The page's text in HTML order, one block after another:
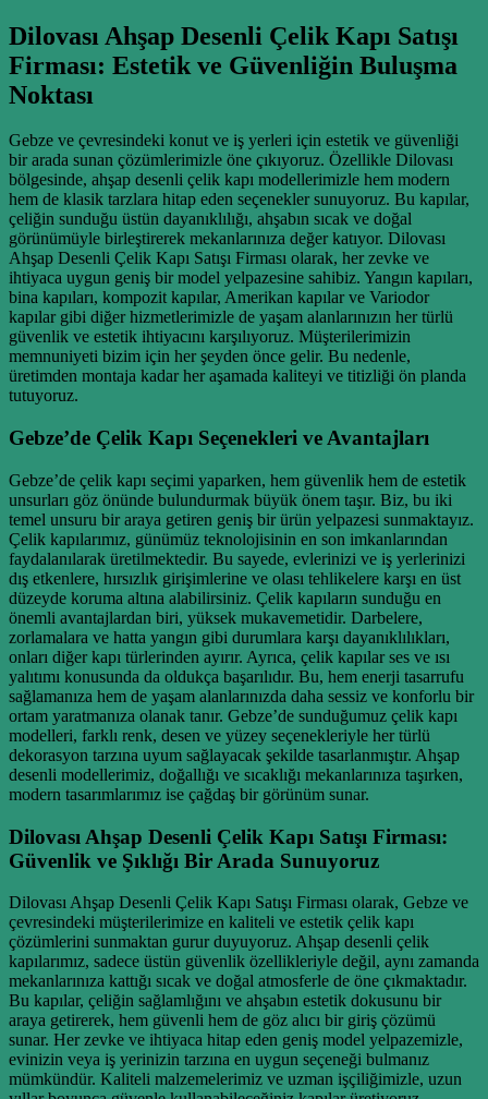
Dilovası Ahşap Desenli Çelik Kapı Satışı
Firması: Estetik ve Güvenliğin Buluşma
Noktası
Gebze ve çevresindeki konut ve iş yerleri için estetik ve güvenliği
bir arada sunan çözümlerimizle öne çıkıyoruz. Özellikle Dilovası
bölgesinde, ahşap desenli çelik kapı modellerimizle hem modern
hem de klasik tarzlara hitap eden seçenekler sunuyoruz. Bu kapılar,
çeliğin sunduğu üstün dayanıklılığı, ahşabın sıcak ve doğal
görünümüyle birleştirerek mekanlarınıza değer katıyor. Dilovası
Ahşap Desenli Çelik Kapı Satışı Firması olarak, her zevke ve
ihtiyaca uygun geniş bir model yelpazesine sahibiz. Yangın kapıları,
bina kapıları, kompozit kapılar, Amerikan kapılar ve Variodor
kapılar gibi diğer hizmetlerimizle de yaşam alanlarınızın her türlü
güvenlik ve estetik ihtiyacını karşılıyoruz. Müşterilerimizin
memnuniyeti bizim için her şeyden önce gelir. Bu nedenle,
üretimden montaja kadar her aşamada kaliteyi ve titizliği ön planda
tutuyoruz.
Gebze’de Çelik Kapı Seçenekleri ve Avantajları
Gebze’de çelik kapı seçimi yaparken, hem güvenlik hem de estetik
unsurları göz önünde bulundurmak büyük önem taşır. Biz, bu iki
temel unsuru bir araya getiren geniş bir ürün yelpazesi sunmaktayız.
Çelik kapılarımız, günümüz teknolojisinin en son imkanlarından
faydalanılarak üretilmektedir. Bu sayede, evlerinizi ve iş yerlerinizi
dış etkenlere, hırsızlık girişimlerine ve olası tehlikelere karşı en üst
düzeyde koruma altına alabilirsiniz. Çelik kapıların sunduğu en
önemli avantajlardan biri, yüksek mukavemetidir. Darbelere,
zorlamalara ve hatta yangın gibi durumlara karşı dayanıklılıkları,
onları diğer kapı türlerinden ayırır. Ayrıca, çelik kapılar ses ve ısı
yalıtımı konusunda da oldukça başarılıdır. Bu, hem enerji tasarrufu
sağlamanıza hem de yaşam alanlarınızda daha sessiz ve konforlu bir
ortam yaratmanıza olanak tanır. Gebze’de sunduğumuz çelik kapı
modelleri, farklı renk, desen ve yüzey seçenekleriyle her türlü
dekorasyon tarzına uyum sağlayacak şekilde tasarlanmıştır. Ahşap
desenli modellerimiz, doğallığı ve sıcaklığı mekanlarınıza taşırken,
modern tasarımlarımız ise çağdaş bir görünüm sunar.
Dilovası Ahşap Desenli Çelik Kapı Satışı Firması:
Güvenlik ve Şıklığı Bir Arada Sunuyoruz
Dilovası Ahşap Desenli Çelik Kapı Satışı Firması olarak, Gebze ve
çevresindeki müşterilerimize en kaliteli ve estetik çelik kapı
çözümlerini sunmaktan gurur duyuyoruz. Ahşap desenli çelik
kapılarımız, sadece üstün güvenlik özellikleriyle değil, aynı zamanda
mekanlarınıza kattığı sıcak ve doğal atmosferle de öne çıkmaktadır.
Bu kapılar, çeliğin sağlamlığını ve ahşabın estetik dokusunu bir
araya getirerek, hem güvenli hem de göz alıcı bir giriş çözümü
sunar. Her zevke ve ihtiyaca hitap eden geniş model yelpazemizle,
evinizin veya iş yerinizin tarzına en uygun seçeneği bulmanız
mümkündür. Kaliteli malzemelerimiz ve uzman işçiliğimizle, uzun